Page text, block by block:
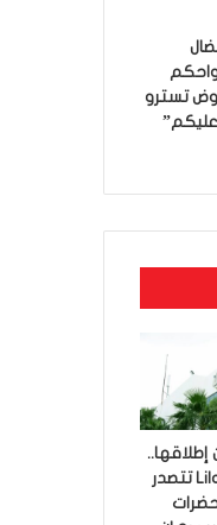
تسترو
Lilas Cosmetics تتصدر